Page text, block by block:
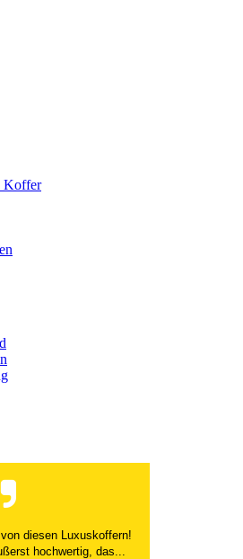
Koffer
diesen Luxuskoffern!
hochwertig, das...